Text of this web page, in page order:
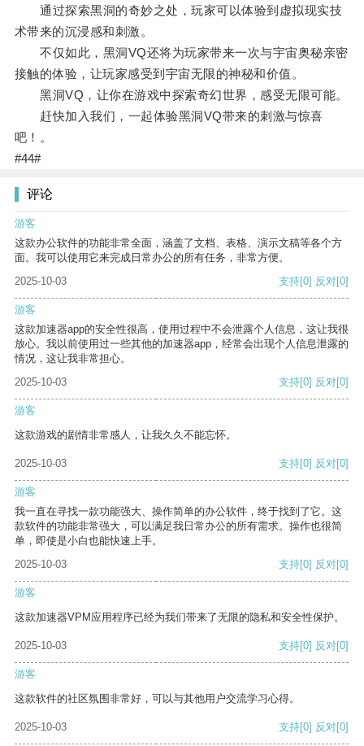
通过探索黑洞的奇妙之处，玩家可以体验到虚拟现实技
术带来的沉浸感和刺激。
不仅如此，黑洞VQ还将为玩家带来一次与宇宙奥秘亲密
接触的体验，让玩家感受到宇宙无限的神秘和价值。
黑洞VQ，让你在游戏中探索奇幻世界，感受无限可能。
赶快加入我们，一起体验黑洞VQ带来的刺激与惊喜
吧！。
#44#
评论
游客
这款办公软件的功能非常全面，涵盖了文档、表格、演示文稿等各个方
面。我可以使用它来完成日常办公的所有任务，非常方便。
2025-10-03
支持[0] 反对[0]
游客
这款加速器app的安全性很高，使用过程中不会泄露个人信息，这让我很
放心。我以前使用过一些其他的加速器app，经常会出现个人信息泄露的
情况，这让我非常担心。
2025-10-03
支持[0] 反对[0]
游客
这款游戏的剧情非常感人，让我久久不能忘怀。
2025-10-03 支持[0] 反对[0]
游客
我一直在寻找一款功能强大、操作简单的办公软件，终于找到了它。这
款软件的功能非常强大，可以满足我日常办公的所有需求。操作也很简
单，即使是小白也能快速上手。
2025-10-03
支持[0] 反对[0]
游客
这款加速器VPM应用程序已经为我们带来了无限的隐私和安全性保护。
2025-10-03 支持[0] 反对[0]
游客
这款软件的社区氛围非常好，可以与其他用户交流学习心得。
2025-10-03 支持[0] 反对[0]